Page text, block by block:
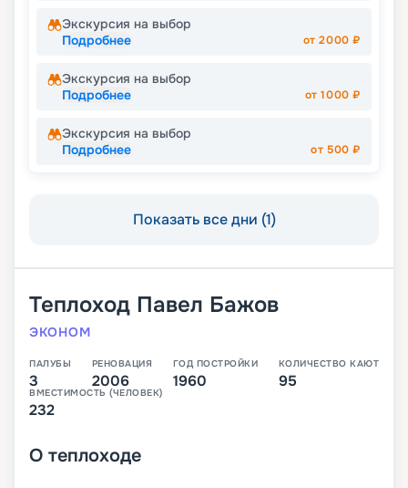
Экскурсия на выбор
Подробнее
от2000 ₽
Экскурсия на выбор
Подробнее
от1000 ₽
Экскурсия на выбор
Подробнее
от 500 ₽
Показать все дни (1)
Теплоход Павел Бажов
ЭКОНОМ
ПАЛУБЫ
3
РЕНОВАЦИЯ
2006
ГОД ПОСТРОЙКИ
1960
КОЛИЧЕСТВО КАЮТ
95
ВМЕСТИМОСТЬ (ЧЕЛОВЕК)
232
О теплоходе